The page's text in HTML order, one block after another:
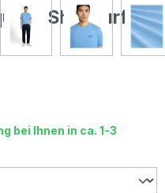
T-Shirt surf
bei Ihnen in ca. 1-3